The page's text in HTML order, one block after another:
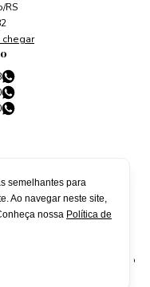
RS
chegar
. Site desenvolvido
semelhantes para
Ao navegar neste site,
nossa Política de